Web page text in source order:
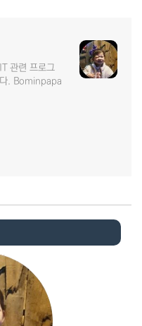
관련 프로그
다. Bominpapa